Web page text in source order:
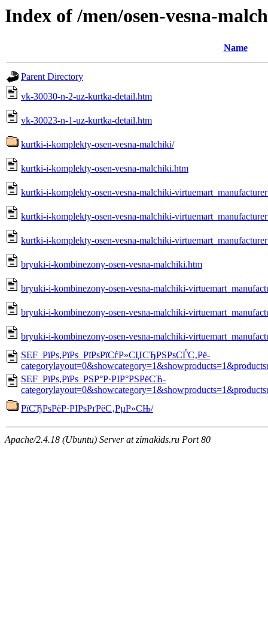
Index of /men/osen-vesna-
Name
Parent Directory
vk-30030-n-2-uz-kurtka-detail.htm
vk-30023-n-1-uz-kurtka-detail.htm
kurtki-i-komplekty-osen-vesna-malchiki/
kurtki-i-komplekty-osen-vesna-malchiki.htm
kurtki-i-komplekty-osen-vesna-malchiki-
kurtki-i-komplekty-osen-vesna-malchiki-
kurtki-i-komplekty-osen-vesna-malchiki-
bryuki-i-kombinezony-osen-vesna-malchiki.htm
bryuki-i-kombinezony-osen-vesna-malchiki-
bryuki-i-kombinezony-osen-vesna-malchiki-
bryuki-i-kombinezony-osen-vesna-malchiki-
SEF_РїРѕ,РїРѕ_РїРѕРїСѓР»СЏСЂРЅРѕСЃС‚Рё-
SEF_РїРѕ,РїРѕ_РЅР°Р·РІР°РЅРёСЋ-
РїСЂРѕРёР·РІРѕРґРёС‚РµР»СЊ/
Apache/2.4.18 (Ubuntu) Server at zimakids.ru Port 80